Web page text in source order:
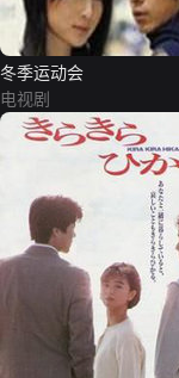
冬季运动会
电视剧